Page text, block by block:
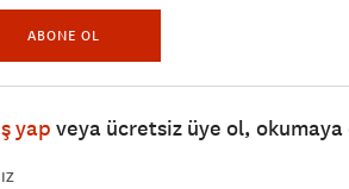
ABONE OL
yap veya ücretsiz üye ol,